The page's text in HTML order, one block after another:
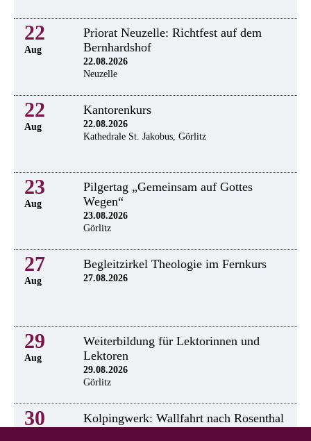
22
Aug
Priorat Neuzelle: Richtfest auf dem
Bernhardshof
22.08.2026
Neuzelle
22
Aug
Kantorenkurs
22.08.2026
Kathedrale St. Jakobus, Görlitz
23
Aug
Pilgertag „Gemeinsam auf Gottes
Wegen“
23.08.2026
Görlitz
27
Aug
Begleitzirkel Theologie im Fernkurs
27.08.2026
29
Aug
Weiterbildung für Lektorinnen und
Lektoren
29.08.2026
Görlitz
30 Kolpingwerk: Wallfahrt nach Rosenthal